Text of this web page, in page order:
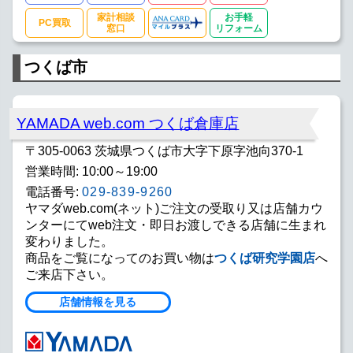
PC買取
家計相談
窓口
お手軽
リフォーム
つくば市
YAMADA web.com つくば倉庫店
〒305-0063 茨城県つくば市大字下原字池向370-1
営業時間: 10:00～19:00
電話番号: 029-839-9260
ヤマダweb.com(ネット)ご注文の受取り又は店舗カウ
ンターにてweb注文・即日お渡しできる店舗に生まれ
変わりました。
商品をご覧になってのお買い物はつくば研究学園店へ
ご来店下さい。
店舗情報を見る